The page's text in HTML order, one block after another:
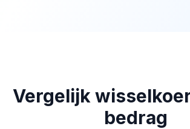
Vergelijk
bedrag